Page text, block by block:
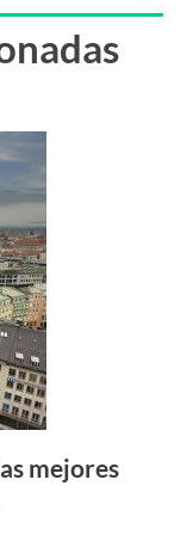
mejores